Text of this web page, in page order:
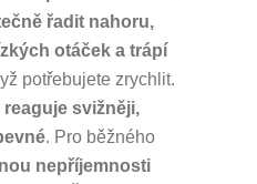
řadit nahoru,
otáček a trápí
potřebujete zrychlit.
reaguje svižněji,
. Pro běžného
nepříjemnosti